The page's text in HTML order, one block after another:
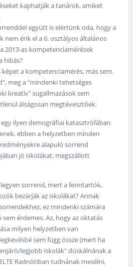
kaphatják a tanárok, amiket
együtt is elértünk oda, hogy a
nem érik el a 6. osztályos általános
2013-as kompetenciamérések
hibás?
a kompetenciamérés, más sem.
meg a "mindenki tehetséges
kreatív" sugallmazások sem
álságosan megtévesztőek.
ilyen demográfiai katasztrófában
ebben a helyzetben minden
alapuló sorrend
jó iskolákat, megszállott
sorrend, mert a fenntartók,
bezárják az iskolákat? Annak
ez mindenki számára
érdemes. Az, hogy az oktatás
milyen helyzetben van
sem függ össze (mert ha
legjobb iskolák" dúskálnának a
Radnótiban tudnának mesélni,